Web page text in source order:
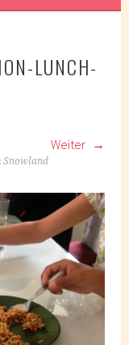
LUNCH-
Weiter
Snowland